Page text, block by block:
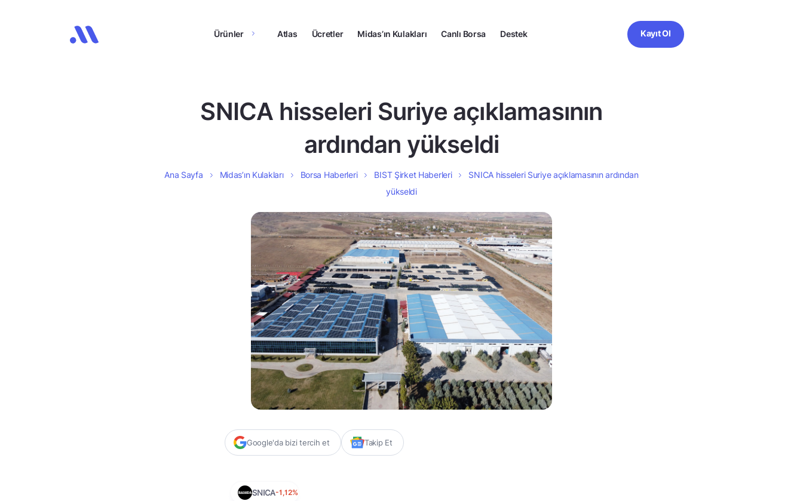
Ürünler Atlas Ücretler Midas’ın Kulakları Canlı Borsa Destek Kayıt Ol
SNICA hisseleri Suriye açıklamasının
ardından yükseldi
Ana Sayfa Midas’ın Kulakları Borsa Haberleri BIST Şirket Haberleri
SNICA hisseleri Suriye açıklamasının ardından
yükseldi
Google'da bizi tercih et Takip Et
SNICA-1,12%